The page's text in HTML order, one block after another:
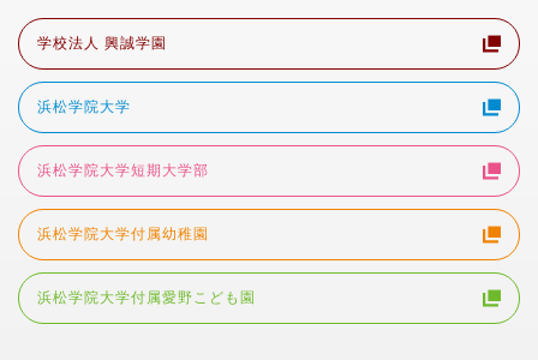
学校法人 興誠学園
浜松学院大学
浜松学院大学短期大学部
浜松学院大学付属幼稚園
浜松学院大学付属愛野こども園